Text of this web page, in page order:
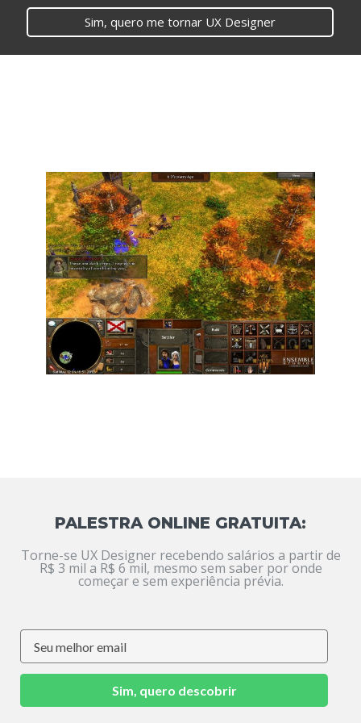
Sim, quero me tornar UX Designer
PALESTRA ONLINE GRATUITA:
Torne-se UX Designer recebendo salários a partir de
R$ 3 mil a R$ 6 mil, mesmo sem saber por onde
começar e sem experiência prévia.
Sim, quero descobrir